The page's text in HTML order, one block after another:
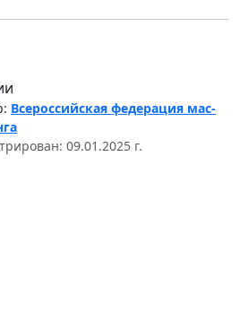
Всероссийская федерация мас-
09.01.2025 г.